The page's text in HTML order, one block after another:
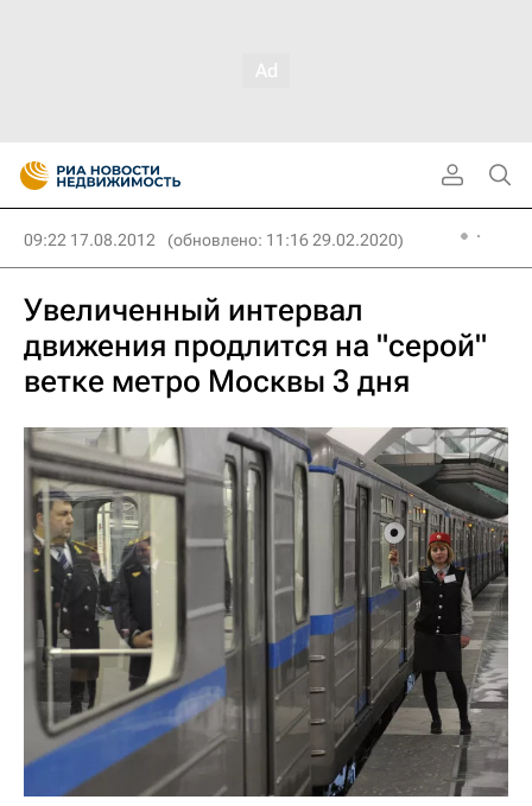
09:22 17.08.2012 (обновлено: 11:16 29.02.2020)
Увеличенный интервал
движения продлится на "серой"
ветке метро Москвы 3 дня